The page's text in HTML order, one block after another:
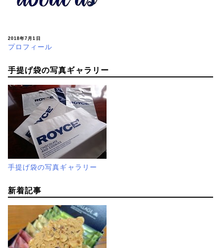
2018年7月1日
プロフィール
手提げ袋の写真ギャラリー
手提げ袋の写真ギャラリー
新着記事